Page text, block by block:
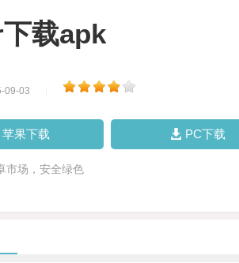
载apk
09-03
苹果下载 PC下载
市场，安全绿色